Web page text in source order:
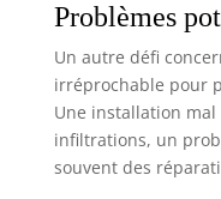
Problèmes
Un autre défi
irréprochable pour
Une installation
infiltrations, un
souvent des